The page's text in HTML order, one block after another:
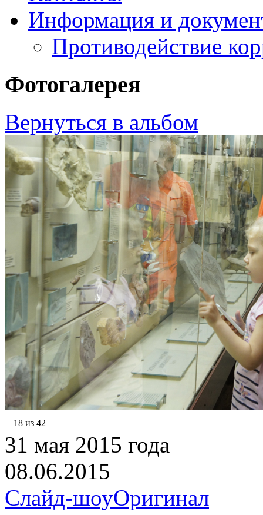
Информация и
Противодействие
Фотогалерея
Вернуться в альбом
18 из 42
31 мая 2015 года
08.06.2015
Слайд-шоуОригинал